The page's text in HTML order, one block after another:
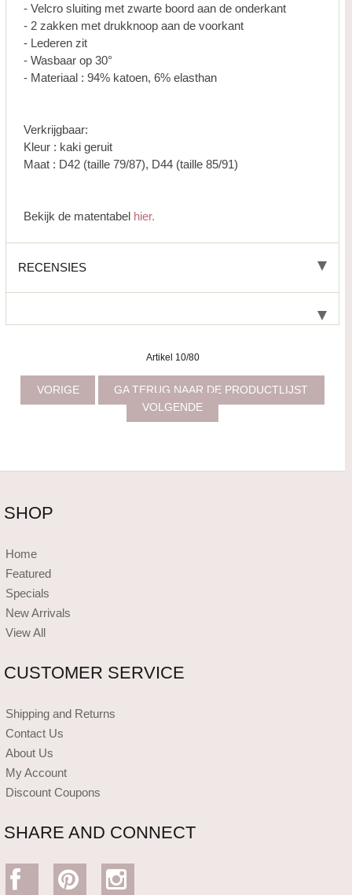
- Velcro sluiting met zwarte boord aan de onderkant
- 2 zakken met drukknoop aan de voorkant
- Lederen zit
- Wasbaar op 30°
- Materiaal : 94% katoen, 6% elasthan
Verkrijgbaar:
Kleur : kaki geruit
Maat : D42 (taille 79/87), D44 (taille 85/91)
Bekijk de matentabel hier.
RECENSIES
Artikel 10/80
VORIGE
GA TERUG NAAR DE PRODUCTLIJST
VOLGENDE
SHOP
Home
Featured
Specials
New Arrivals
View All
CUSTOMER SERVICE
Shipping and Returns
Contact Us
About Us
My Account
Discount Coupons
SHARE AND CONNECT